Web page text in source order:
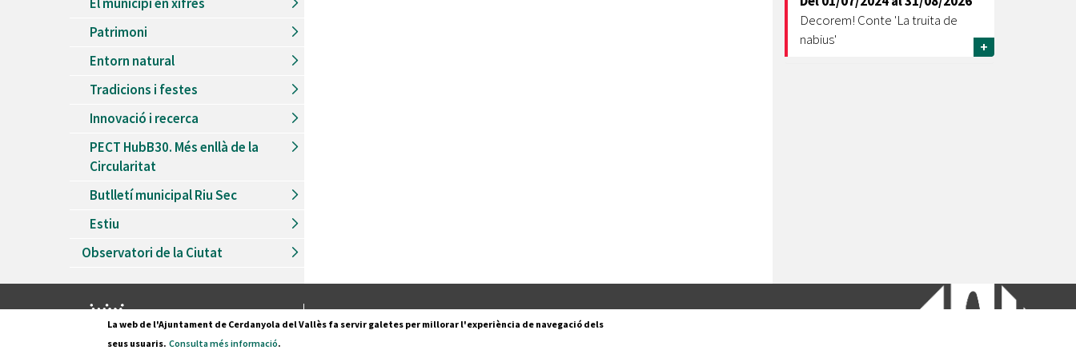
Patrimoni
Entorn natural
Tradicions i festes
Innovació i recerca
PECT HubB30. Més enllà de la
Circularitat
Butlletí municipal Riu Sec
Estiu
Observatori de la Ciutat
Decorem! Conte 'La truita de
nabius'
+
Pl. Francesc Layret, s/n
Segueix-nos a:
La web de l'Ajuntament de Cerdanyola del Vallès fa servir galetes per millorar l'experiència de navegació dels
seus usuaris. Consulta més informació.